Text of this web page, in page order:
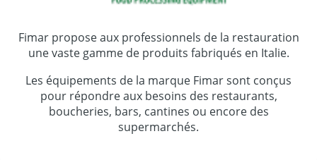
Fimar propose aux professionnels de la restauration
une vaste gamme de produits fabriqués en Italie.
Les équipements de la marque Fimar sont conçus
pour répondre aux besoins des restaurants,
boucheries, bars, cantines ou encore des
supermarchés.